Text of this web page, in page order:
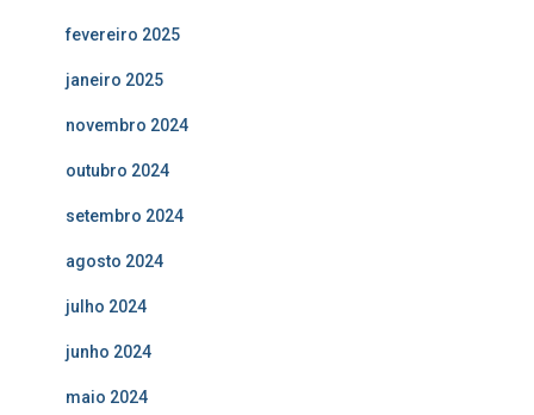
fevereiro 2025
janeiro 2025
novembro 2024
outubro 2024
setembro 2024
agosto 2024
julho 2024
junho 2024
maio 2024